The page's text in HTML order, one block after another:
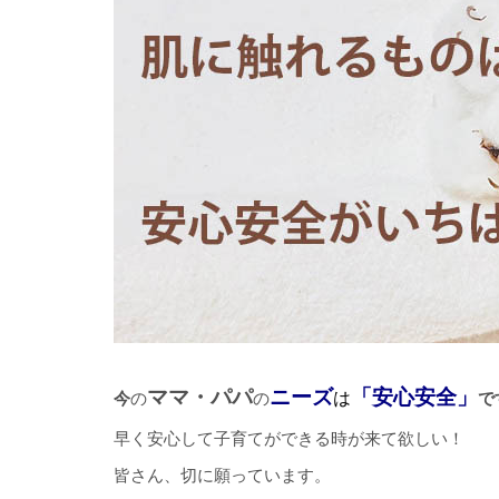
今のママ・パパのニーズは 「安心安全」 で
早く安心して子育てができる時が来て欲しい！
皆さん、切に願っています。